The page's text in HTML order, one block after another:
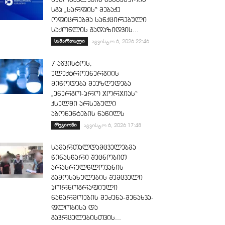
სგპ „სარფის“ მებაჟე
ოფიცრებმა სანქცირებული
საქონლის გადაზიდვის...
სამართალი აგვისტო 6, 2026 22:46
7 აგვისტოს,
ელექტროენერგიის
მიწოდება შეეზღუდება
„ენერგო-პრო ჯორჯიას“
ქსელში არსებული
აბონენტების ნაწილს
რეგიონი აგვისტო 6, 2026 17:48
სამართალდამცველებმა
წინასწარი შეცნობით
არასრულწლოვანის
გამოსახულების შემცველი
პორნოგრაფიული
ნაწარმოების შეძენა-შენახვა-
ფლობისა და
გავრცელებისთვის...